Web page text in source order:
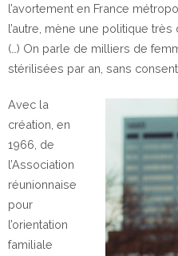
l’avortement en France
l’autre, mène une politique très
(…) On parle de milliers de
stérilisées par an, sans
Avec la
création, en
1966, de
l’Association
réunionnaise
pour
l’orientation
familiale